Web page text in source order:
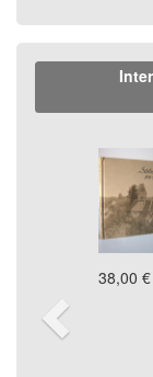
38,00 €